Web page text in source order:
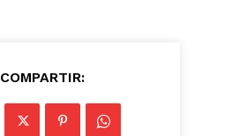
COMPARTIR: